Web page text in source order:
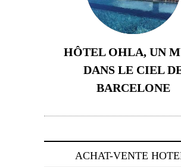
HÔTEL OHLA, UN
DANS LE CIEL
BARCELONE
ACHAT-VENTE